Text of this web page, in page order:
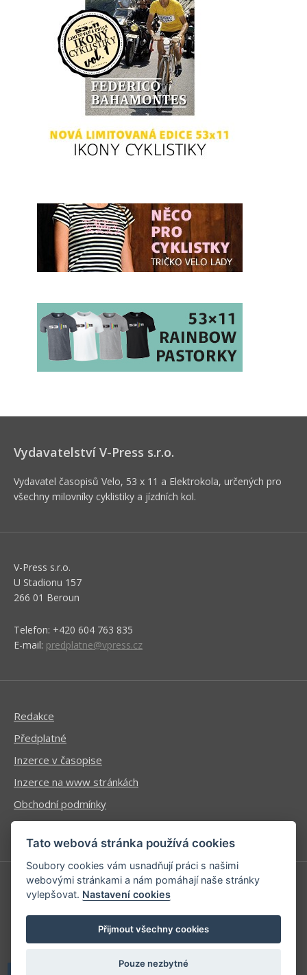
Vydavatelství V-Press s.r.o.
Vydavatel časopisů Velo, 53 x 11 a Elektrokola, určených pro
všechny milovníky cyklistiky a jízdních kol.
V-Press s.r.o.
U Stadionu 157
266 01 Beroun
Telefon: +420 604 763 835
E-mail: predplatne@vpress.cz
Redakce
Předplatné
Inzerce v časopise
Inzerce na www stránkách
Obchodní podmínky
Ochrana osobních údajů
Příhlášení | Registrace
Kontaktní informace
Mapa stránek
Tato webová stránka používá cookies
Soubory cookies vám usnadňují práci s našimi
webovými stránkami a nám pomáhají naše stránky
vylepšovat. Nastavení cookies
Přijmout všechny cookies
Pouze nezbytné